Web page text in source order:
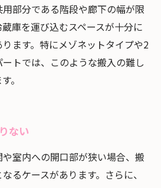
部分である階段や廊下の幅が限
庫を運び込むスペースが十分に
ます。特にメゾネットタイプや2
トでは、このような搬入の難し
。
ない
室内への開口部が狭い場合、搬
るケースがあります。さらに、